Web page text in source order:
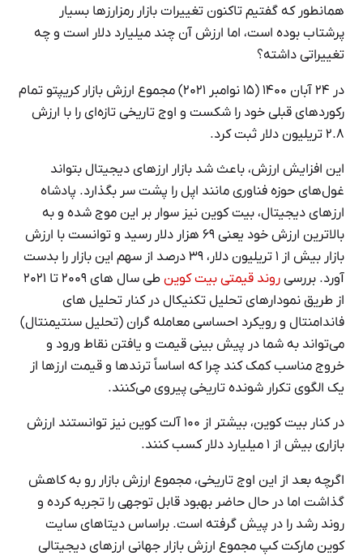
همانطور که گفتیم تاکنون تغییرات بازار رمزارزها بسیار
پرشتاب بوده است، اما ارزش آن چند میلیارد دلار است و چه
تغییراتی داشته؟
در ۲۴ آبان ۱۴۰۰ (۱۵ نوامبر ۲۰۲۱) مجموع ارزش بازار کریپتو تمام
رکوردهای قبلی خود را شکست و اوج تاریخی تازه‌ای را با ارزش
۲.۸ تریلیون دلار ثبت کرد.
این افزایش ارزش، باعث شد بازار ارزهای دیجیتال بتواند
غول‌های حوزه فناوری مانند اپل را پشت سر بگذارد. پادشاه
ارزهای دیجیتال، بیت کوین نیز سوار بر این موج شده و به
بالاترین ارزش خود یعنی ۶۹ هزار دلار رسید و توانست با ارزش
بازار بیش از ۱ تریلیون دلار، ۳۹ درصد از سهم این بازار را بدست
آورد. بررسیروند قیمتی بیت کوین
طی سال های ۲۰۰۹ تا ۲۰۲۱
از طریق نمودارهای تحلیل تکنیکال در کنار تحلیل های
فاندامنتال و رویکرد احساسی معامله گران (تحلیل سنتیمنتال)
می‌تواند به شما در پیش بینی قیمت و یافتن نقاط ورود و
خروج مناسب کمک کند چرا که اساساً ترندها و قیمت ارزها از
یک الگوی تکرار شونده تاریخی پیروی می‌کنند.
در کنار بیت کوین، بیشتر از ۱۰۰ آلت کوین نیز توانستند ارزش
بازاری بیش از ۱ میلیارد دلار کسب کنند.
اگرچه بعد از این اوج تاریخی، مجموع ارزش بازار رو به کاهش
گذاشت اما در حال حاضر بهبود قابل توجهی را تجربه کرده و
روند رشد را در پیش گرفته است. براساس دیتاهای سایت
کوین مارکت کپ مجموع ارزش بازار جهانی ارزهای دیجیتالی